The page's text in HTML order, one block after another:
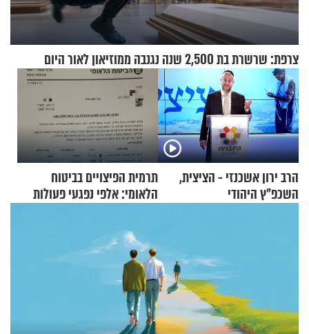
צרפת: שרשרת בת 2,500 שנה נגנבה ממוזיאון לאור היום
הרב ירון אשכנזי - הציצית,
השכפ"ץ היהודי
תרמית הפיצויים בביטוח
הלאומי: אלפי נפגעי פעולות